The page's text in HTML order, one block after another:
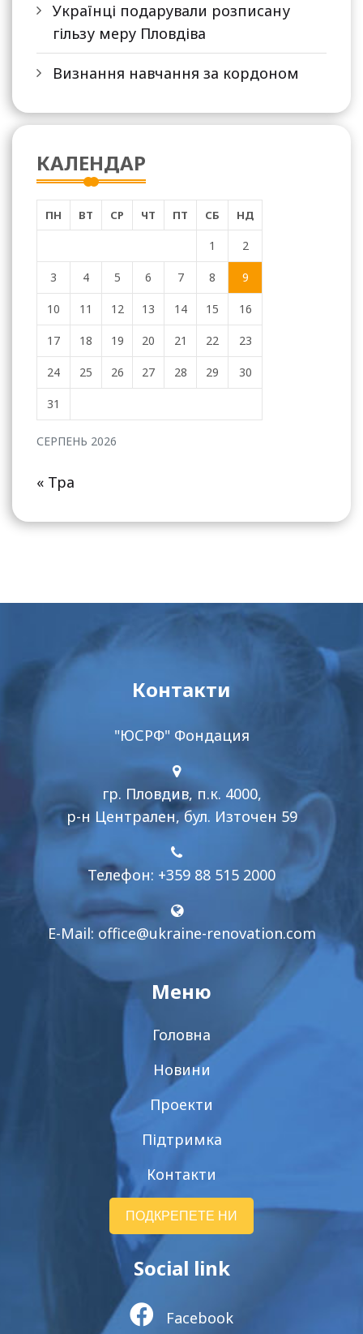
Українці подарували розписану
гільзу меру Пловдіва
Визнання навчання за кордоном
КАЛЕНДАР
СЕРПЕНЬ 2026
ПН ВТ СР ЧТ ПТ СБ НД
1 2
3 4 5 6 7 8 9
10 11 12 13 14 15 16
17 18 19 20 21 22 23
24 25 26 27 28 29 30
31
« Тра
Контакти
"ЮСРФ" Фондация
гр. Пловдив, п.к. 4000,
р-н Централен, бул. Източен 59
Телефон: +359 88 515 2000
E-Mail: office@ukraine-renovation.com
Меню
Головна
Новини
Проекти
Підтримка
Контакти
ПОДКРЕПЕТЕ НИ
Social link
Facebook